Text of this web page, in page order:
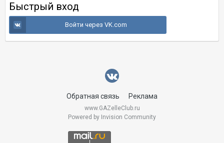
Быстрый вход
Войти через VK.com
Обратная связь Реклама
www.GAZelleClub.ru
Powered by Invision Community